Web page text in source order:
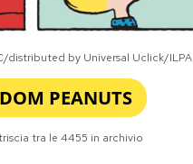
distributed by Universal Uclick/ILPA
PEANUTS
tra le 4455 in archivio